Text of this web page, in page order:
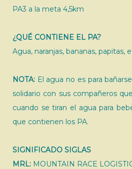
PA3 a la meta 4,5km
¿QUÉ CONTIENE EL PA?
Agua, naranjas, bananas, papitas,
NOTA: El agua no es para
solidario con sus compañeros
cuando se tiran el agua para
que contienen los PA.
SIGNIFICADO SIGLAS
MRL: MOUNTAIN RACE